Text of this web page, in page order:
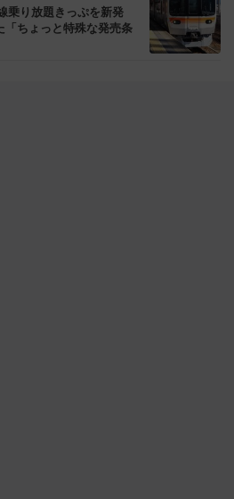
乗り放題きっぷを新発
ちょっと特殊な発売条